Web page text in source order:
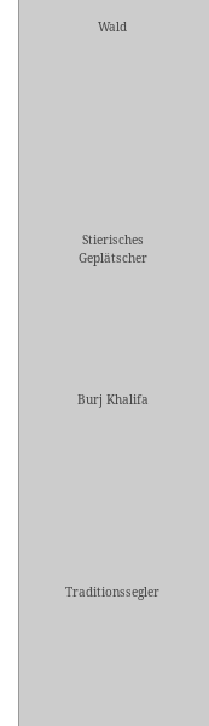
Wald
Stierisches
Geplätscher
Burj Khalifa
Traditionssegler